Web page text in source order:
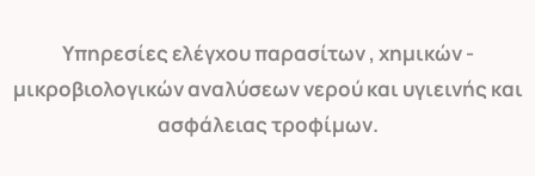
Yπηρεσίες ελέγχου παρασίτων , χημικών -
μικροβιολογικών αναλύσεων νερού και υγιεινής και
ασφάλειας τροφίμων.